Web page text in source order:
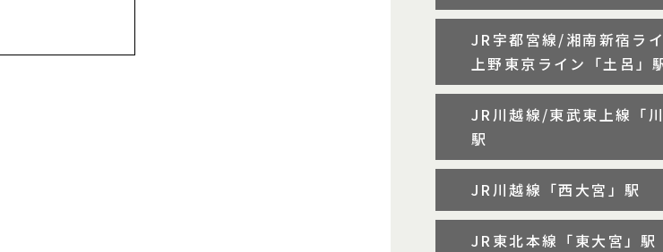
JR宇都宮線/湘南新宿ラ
上野東京ライン「土呂」
JR川越線/東武東上線「
駅
JR川越線「西大宮」駅
JR東北本線「東大宮」駅